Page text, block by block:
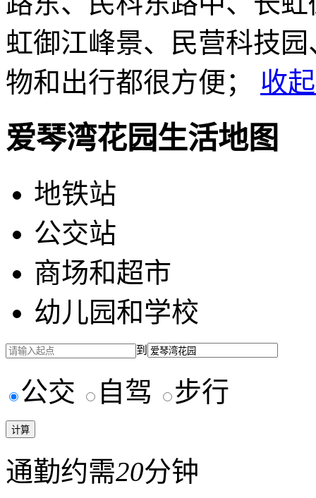
虹御江峰景、民营科技
物和出行都很方便； 收
爱琴湾花园生活地图
地铁站
公交站
商场和超市
幼儿园和学校
到
公交 自驾 步行
通勤约需20分钟